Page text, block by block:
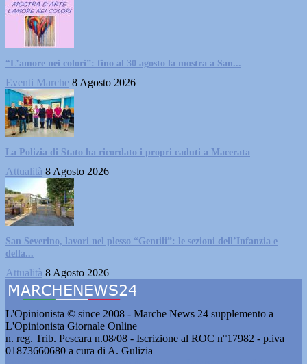
“L’amore nei colori”: fino al 30 agosto la mostra a San...
Eventi Marche 8 Agosto 2026
La Polizia di Stato ha ricordato i propri caduti a Macerata
Attualità 8 Agosto 2026
San Severino, lavori nel plesso “Gentili”: le sezioni dell’Infanzia e
della...
Attualità 8 Agosto 2026
L'Opinionista © since 2008 - Marche News 24 supplemento a
L'Opinionista Giornale Online
n. reg. Trib. Pescara n.08/08 - Iscrizione al ROC n°17982 - p.iva
01873660680 a cura di A. Gulizia